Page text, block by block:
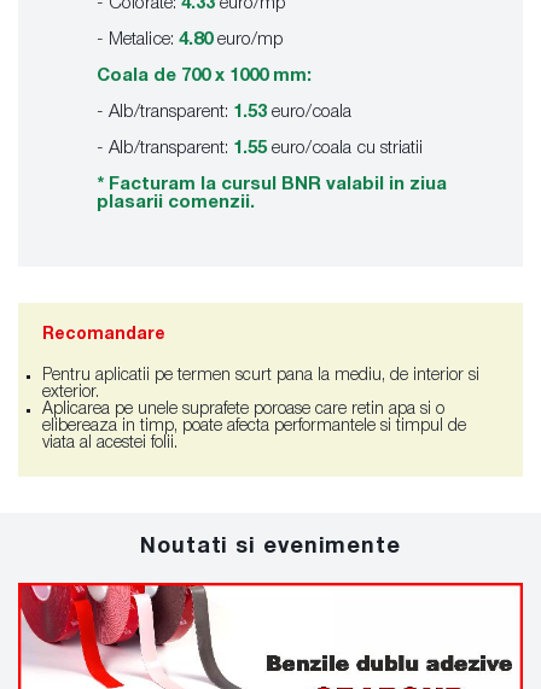
- Colorate: 4.33 euro/mp
- Metalice: 4.80 euro/mp
Coala de 700 x 1000 mm:
- Alb/transparent: 1.53 euro/coala
- Alb/transparent: 1.55 euro/coala cu striatii
* Facturam la cursul BNR valabil in ziua
plasarii comenzii.
Recomandare
Pentru aplicatii pe termen scurt pana la mediu, de interior si
exterior.
Aplicarea pe unele suprafete poroase care retin apa si o
elibereaza in timp, poate afecta performantele si timpul de
viata al acestei folii.
Noutati si evenimente